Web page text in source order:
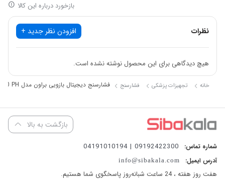
دقت اثبات شده
فشار سنج
بازویی براون مدل ExactFit 3™ دارای اعتبار بالینی است و
بازخورد درباره این کالا
نظرات افزودن نظر جدید +
هیچ دیدگاهی برای این محصول نوشته نشده است.
خانه تجهیزات پزشکی فشارسنج فشارسنج دیجیتال بازویی براون مدل ExactFit 3 BUA 6150 PH
بازگشت به بالا
شماره تماس: 09192422300 | 04191010194
آدرس ایمیل: info@sibakala.com
هفت روز هفته ، 24 ساعت شبانه‌روز پاسخگوی شما هستیم.